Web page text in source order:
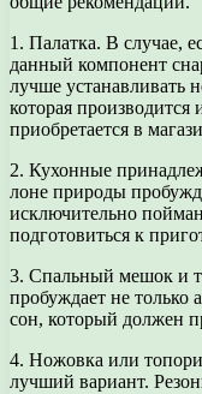
1. Палатка. В случае,
данный компонент
лучше устанавливать
которая
приобретается в
2. Кухонные
лоне природы
исключительно
подготовиться к
3. Спальный мешок и
пробуждает не только
сон, который должен
4. Ножовка или
лучший вариант.